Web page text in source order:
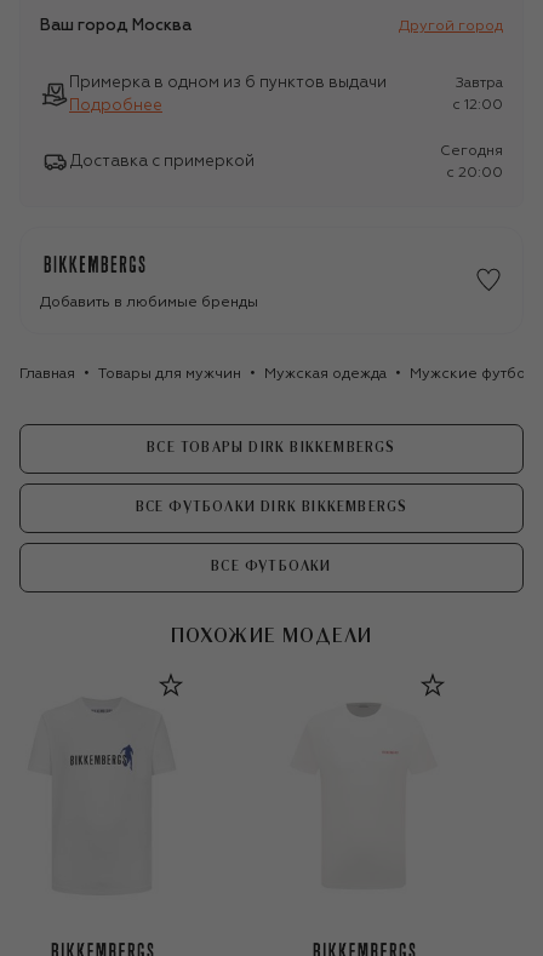
Ваш город Москва Другой город
Примерка в одном из 6 пунктов выдачи
Подробнее
Завтра
c 12:00
Доставка с примеркой
Сегодня
c 20:00
Добавить в любимые бренды
Главная Товары для мужчин Мужская одежда Мужские
ВСЕ ТОВАРЫ DIRK BIKKEMBERGS
ВСЕ ФУТБОЛКИ DIRK BIKKEMBERGS
ВСЕ ФУТБОЛКИ
ПОХОЖИЕ МОДЕЛИ